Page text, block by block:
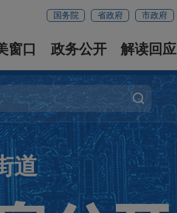
国务院 省政府 市政府
窗口 政务公开 解读回应
道